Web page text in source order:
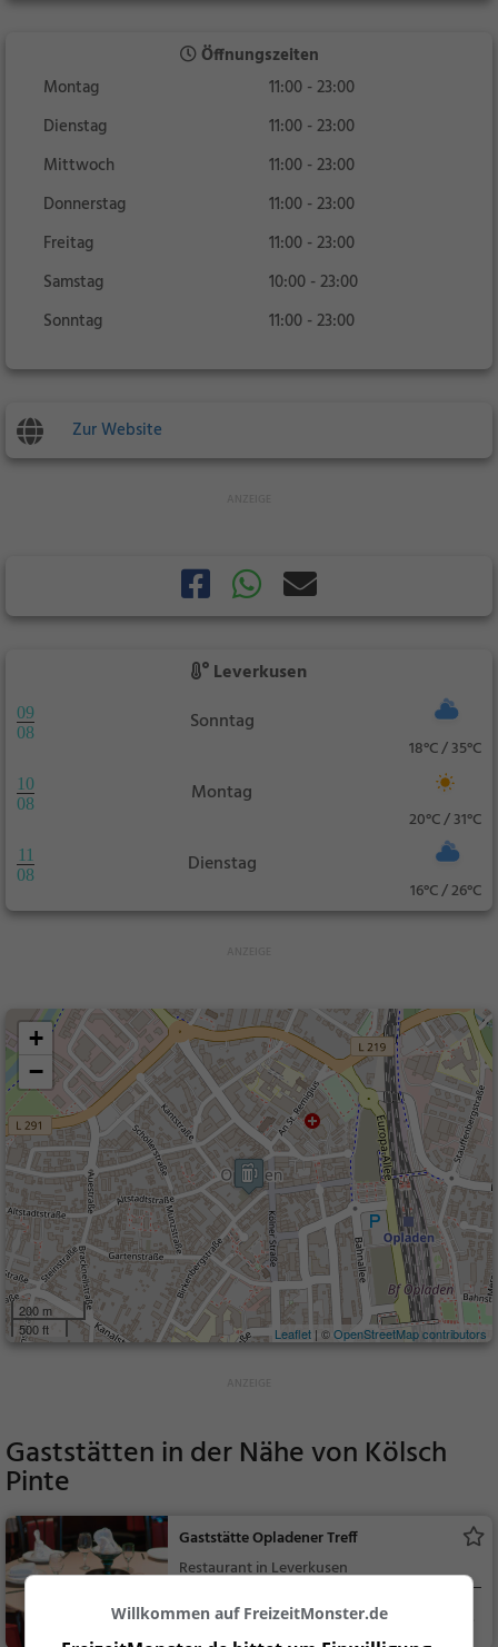
Öffnungszeiten
Montag
11:00 - 23:00
Dienstag
11:00 - 23:00
Mittwoch
11:00 - 23:00
Donnerstag
11:00 - 23:00
Freitag
11:00 - 23:00
Samstag
10:00 - 23:00
Sonntag
11:00 - 23:00
Zur Website
Leverkusen
09
08
Sonntag
18°C / 35°C
10
08
Montag
20°C / 31°C
11
08
Dienstag
16°C / 26°C
+
−
200 m
500 ft
Leaflet | ©OpenStreetMap contributors
Gaststätten in der Nähe von Kölsch
Pinte
Gaststätte Opladener Treff
Restaurant in Leverkusen
Leverkusen
Restaurant, Aben
Willkommen auf FreizeitMonster.de